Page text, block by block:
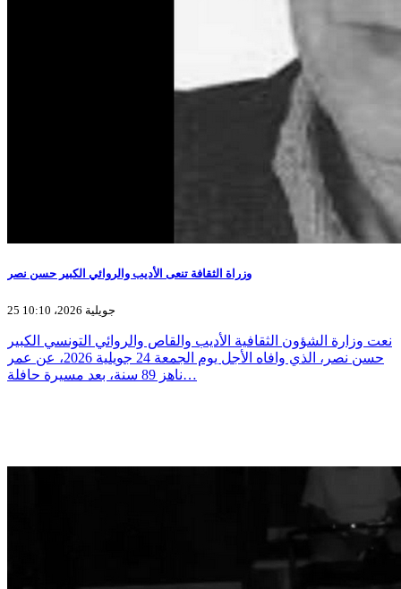
وزراة الثقافة تنعى الأديب والروائي الكبير حسن نصر
25 جويلية 2026، 10:10
نعت وزارة الشؤون الثقافية الأديب والقاص والروائي التونسي الكبير
حسن نصر، الذي وافاه الأجل يوم الجمعة 24 جويلية 2026، عن عمر
ناهز 89 سنة، بعد مسيرة حافلة…